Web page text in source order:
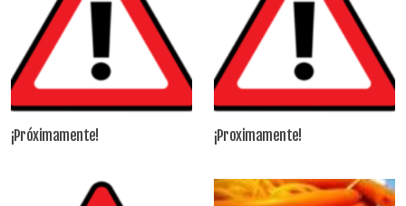
¡Próximamente! ¡Proximamente!